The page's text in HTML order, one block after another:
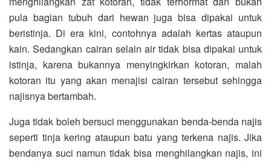
pula bagian tubuh dari hewan juga bisa dipakai untuk
beristinja. Di era kini, contohnya adalah kertas ataupun
kain. Sedangkan cairan selain air tidak bisa dipakai untuk
istinja, karena bukannya menyingkirkan kotoran, malah
kotoran itu yang akan menajisi cairan tersebut sehingga
najisnya bertambah.
Juga tidak boleh bersuci menggunakan benda-benda najis
seperti tinja kering ataupun batu yang terkena najis. Jika
bendanya suci namun tidak bisa menghilangkan najis, ini